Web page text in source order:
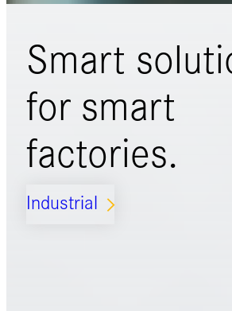
Smart
for smart
factories.
Industrial ARROW_FORWARD_IOS